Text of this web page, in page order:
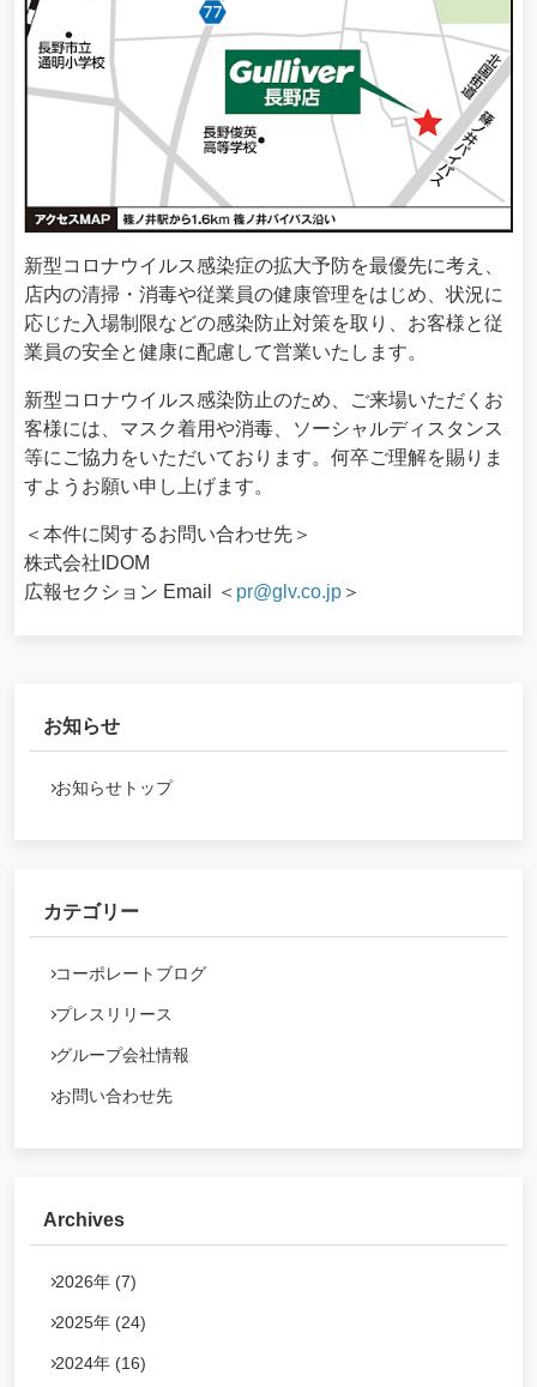
新型コロナウイルス感染症の拡大予防を最優先に考え、
店内の清掃・消毒や従業員の健康管理をはじめ、状況に
応じた入場制限などの感染防止対策を取り、お客様と従
業員の安全と健康に配慮して営業いたします。
新型コロナウイルス感染防⽌のため、ご来場いただくお
客様には、マスク着⽤や消毒、ソーシャルディスタンス
等にご協⼒をいただいております。何卒ご理解を賜りま
すようお願い申し上げます。
＜本件に関するお問い合わせ先＞
株式会社IDOM
広報セクション Email ＜ pr@glv.co.jp ＞
お知らせ
お知らせトップ
カテゴリー
コーポレートブログ
プレスリリース
グループ会社情報
お問い合わせ先
Archives
2026年 (7)
2025年 (24)
2024年 (16)